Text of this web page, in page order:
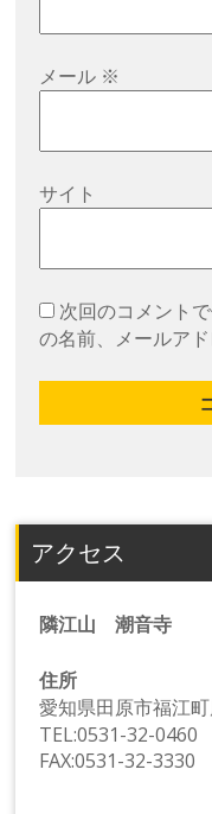
メール ※
サイト
次回のコメント
の名前、メールア
アクセス
隣江山 潮音寺
住所
愛知県田原市福江
TEL:0531-32-0460
FAX:0531-32-3330